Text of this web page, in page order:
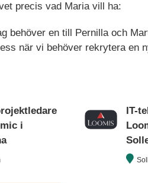
precis vad Maria vill ha:
behöver en till Pernilla och
när vi behöver rekrytera en
i
IT-